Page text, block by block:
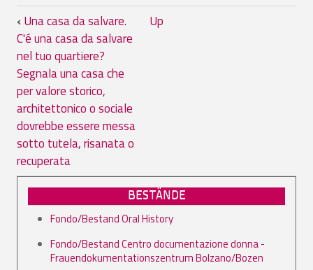
Book traversal links for Introduzione
‹ Una casa da salvare.
C'é una casa da salvare
nel tuo quartiere?
Segnala una casa che
per valore storico,
architettonico o sociale
dovrebbe essere messa
sotto tutela, risanata o
recuperata
Up
BESTÄNDE
Fondo/Bestand Oral History
Fondo/Bestand Centro documentazione donna -
Frauendokumentationszentrum Bolzano/Bozen